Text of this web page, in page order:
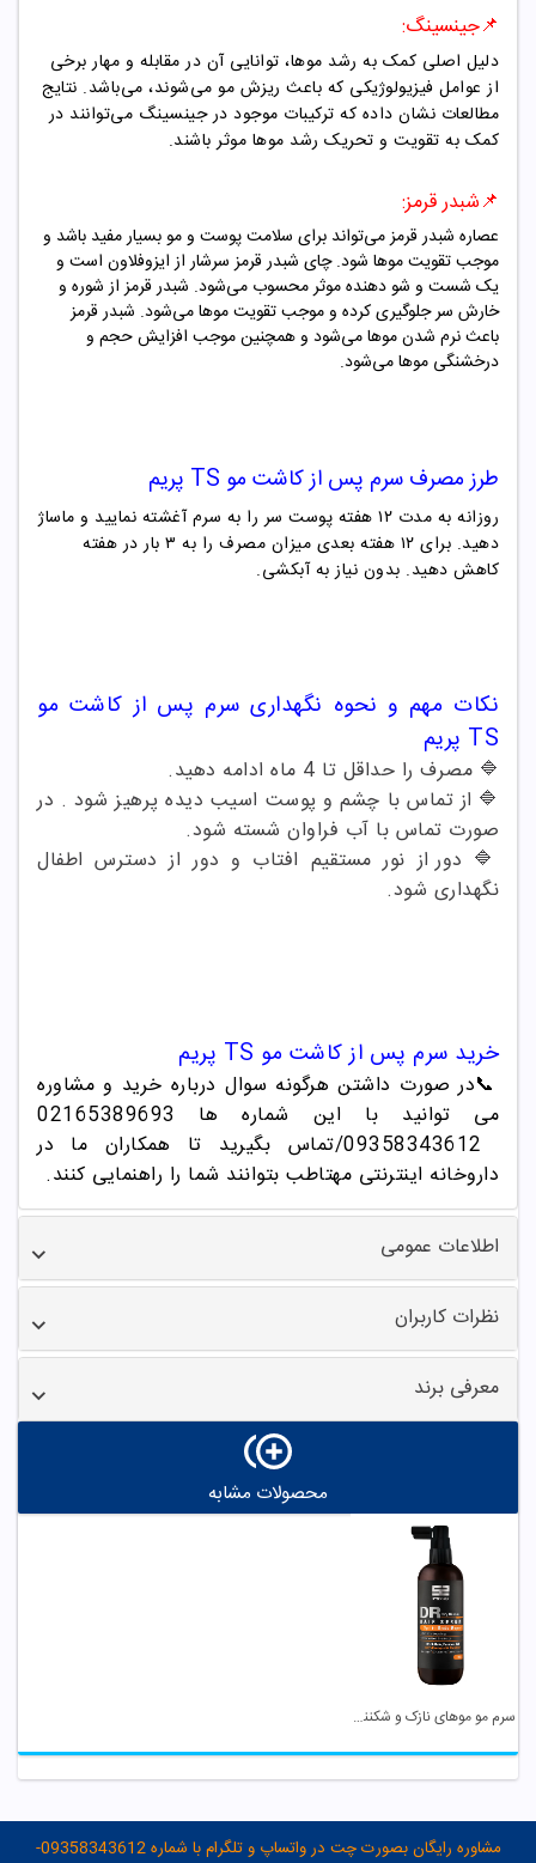
📌جینسینگ:
دلیل اصلی کمک به رشد موها، توانایی آن در مقابله و مهار برخی
از عوامل فیزیولوژیکی که باعث ریزش مو می‌شوند، می‌باشد. نتایج
مطالعات نشان داده که ترکیبات موجود در جینسینگ می‌توانند در
کمک به تقویت و تحریک رشد موها موثر باشند.
📌شبدر قرمز:
عصاره شبدر قرمز می‌تواند برای سلامت پوست و مو بسیار مفید باشد و
موجب تقویت مو‌ها شود. چای شبدر قرمز سرشار از ایزوفلاون است و
یک شست و شو دهنده موثر محسوب می‌شود. شبدر قرمز از شوره و
خارش سر جلوگیری کرده و موجب تقویت مو‌ها می‌شود. شبدر قرمز
باعث نرم شدن مو‌ها می‌شود و همچنین موجب افزایش حجم و
درخشنگی مو‌ها می‌شود.
طرز مصرف سرم پس از کاشت مو TS پریم
روزانه به مدت ۱۲ هفته پوست سر را به سرم آغشته نمایید و ماساژ
دهید. برای ۱۲ هفته بعدی میزان مصرف را به ۳ بار در هفته
کاهش دهید. بدون نیاز به آبکشی.
نکات مهم و نحوه نگهداری سرم پس از کاشت مو
TS پریم
🔷 مصرف را حداقل تا 4 ماه ادامه دهید.
🔷 از تماس با چشم و پوست اسیب دیده پرهیز شود . در
صورت تماس با آب فراوان شسته شود.
🔷 دور از نور مستقیم افتاب و دور از دسترس اطفال
نگهداری شود.
خرید سرم پس از کاشت مو TS پریم
📞در صورت داشتن هرگونه سوال درباره خرید و مشاوره
می توانید با این شماره ها 02165389693
/09358343612تماس بگیرید تا همکاران ما در
داروخانه اینترنتی مهتاطب بتوانند شما را راهنمایی کنند.
اطلاعات عمومی
نظرات کاربران
معرفی برند
محصولات مشابه
سرم مو موهای نازک و شکننده ساین اسکین
مشاوره رایگان بصورت چت در واتساپ و تلگرام با شماره 09358343612-